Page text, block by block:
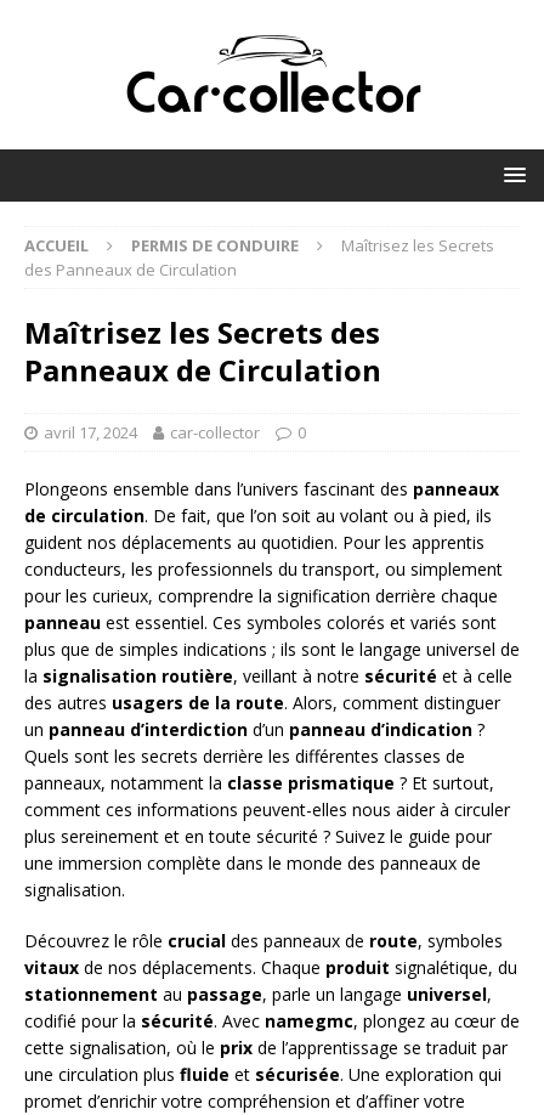
ACCUEIL PERMIS DE CONDUIRE
Maîtrisez les Secrets
des Panneaux de Circulation
Maîtrisez les Secrets des
Panneaux de Circulation
avril 17, 2024 car-collector 0
Plongeons ensemble dans l’univers fascinant des panneaux
de circulation. De fait, que l’on soit au volant ou à pied, ils
guident nos déplacements au quotidien. Pour les apprentis
conducteurs, les professionnels du transport, ou simplement
pour les curieux, comprendre la signification derrière chaque
panneau est essentiel. Ces symboles colorés et variés sont
plus que de simples indications ; ils sont le langage universel de
la signalisation routière, veillant à notre sécurité et à celle
des autres usagers de la route. Alors, comment distinguer
un panneau d’interdiction d’un panneau d’indication ?
Quels sont les secrets derrière les différentes classes de
panneaux, notamment la classe prismatique ? Et surtout,
comment ces informations peuvent-elles nous aider à circuler
plus sereinement et en toute sécurité ? Suivez le guide pour
une immersion complète dans le monde des panneaux de
signalisation.
Découvrez le rôle crucial des panneaux de route, symboles
vitaux de nos déplacements. Chaque produit signalétique, du
stationnement au passage, parle un langage universel,
codifié pour la sécurité. Avec namegmc, plongez au cœur de
cette signalisation, où le prix de l’apprentissage se traduit par
une circulation plus fluide et sécurisée. Une exploration qui
promet d’enrichir votre compréhension et d’affiner votre